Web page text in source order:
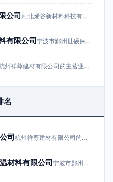
公司 河北烯谷新材料科技有限公司成立于20…
有限公司 宁波市鄞州世硕保温材料有限公司成立于…
杭州祥尊建材有限公司的主营业务为建筑…
名
司 杭州祥尊建材有限公司的主营业务为…
材料有限公司 宁波市鄞州世硕保温材料有限公司成…